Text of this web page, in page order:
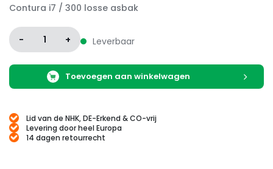
Contura i7 / 300 losse asbak
- 1 + Leverbaar
Toevoegen aan winkelwagen
Lid van de NHK, DE-Erkend & CO-vrij
Levering door heel Europa
14 dagen retourrecht